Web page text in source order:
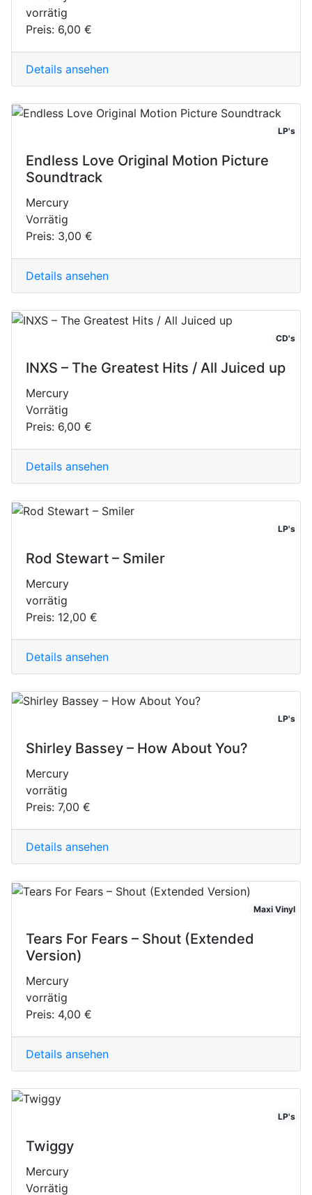
vorrätig
Preis: 6,00 €
Details ansehen
LP's
Endless Love Original Motion Picture
Soundtrack
Mercury
Vorrätig
Preis: 3,00 €
Details ansehen
CD's
INXS – The Greatest Hits / All Juiced up
Mercury
Vorrätig
Preis: 6,00 €
Details ansehen
LP's
Rod Stewart – Smiler
Mercury
vorrätig
Preis: 12,00 €
Details ansehen
LP's
Shirley Bassey ‎– How About You?
Mercury
vorrätig
Preis: 7,00 €
Details ansehen
Maxi Vinyl
Tears For Fears – Shout (Extended
Version)
Mercury
vorrätig
Preis: 4,00 €
Details ansehen
LP's
Twiggy
Mercury
Vorrätig